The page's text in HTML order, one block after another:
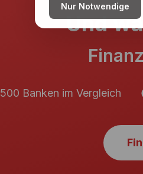
Und
500 Banken im Vergleich
Nur Notwendige